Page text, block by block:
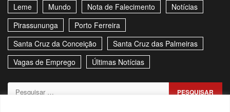
Leme
Mundo Nota de Falecimento
Notícias
Pirassununga
Porto Ferreira
Santa Cruz da Conceição
Santa Cruz das Palmeiras
Vagas de Emprego
Últimas Notícias
Pesquisar